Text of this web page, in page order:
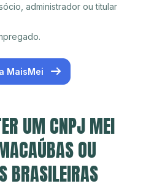
administrador ou titular
MaisMei
UM CNPJ MEI
OU
BRASILEIRAS